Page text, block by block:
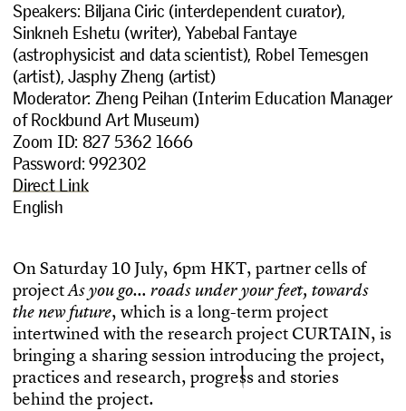
Speakers: Biljana Ciric (interdependent curator),
Sinkneh Eshetu (writer), Yabebal Fantaye
(astrophysicist and data scientist), Robel Temesgen
(artist), Jasphy Zheng (artist)
Moderator: Zheng Peihan (Interim Education Manager
of Rockbund Art Museum)
Zoom ID: 827 5362 1666
Password: 992302
Direct Link
English
OnSaturday 10July, 6pm HKT, partnercellsof
projectAsyougo… roads underyour feet, towards
thenew future, whichis a long-term project
intertwinedwiththe researchproject CURTAIN, is
bringing a sharing sessionintroducingthe project,
practices andresearch, progress and stories
behindthe project.